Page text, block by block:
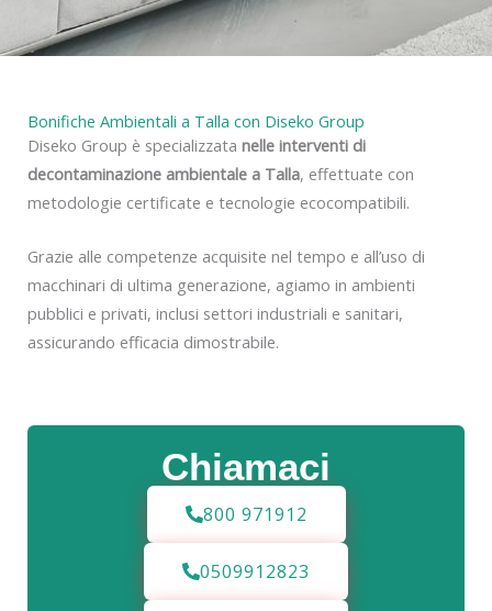
Chiamaci
800 971912
0509912823
Bonifiche Ambientali a Talla con Diseko Group
Diseko Group è specializzata nelle interventi di
decontaminazione ambientale a Talla, effettuate con
metodologie certificate e tecnologie ecocompatibili.
Grazie alle competenze acquisite nel tempo e all’uso di
macchinari di ultima generazione, agiamo in ambienti
pubblici e privati, inclusi settori industriali e sanitari,
assicurando efficacia dimostrabile.